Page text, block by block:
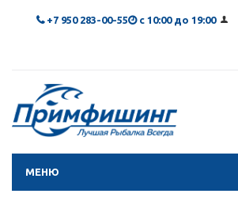
+7 950 283-00-55 с 10:00 до 19:00
МЕНЮ